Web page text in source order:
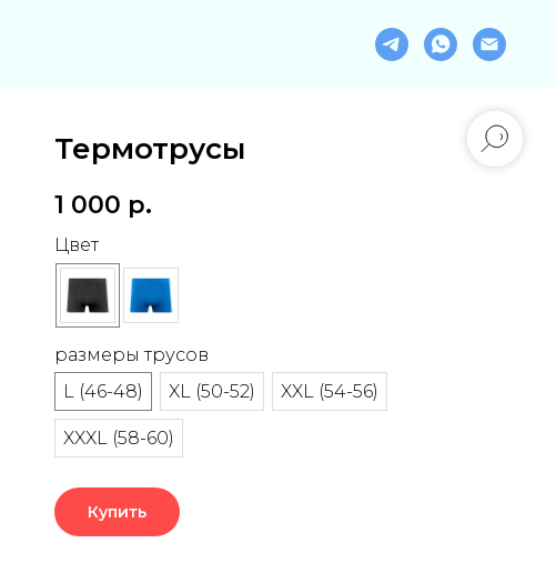
Термотрусы
1 000 р.
Цвет
размеры трусов
L (46-48)
XL (50-52) XXL (54-56)
XXXL (58-60)
Купить